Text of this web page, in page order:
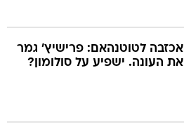
אכזבה לטוטנהאם: פרישיץ' גמר
את העונה. ישפיע על סולומון?